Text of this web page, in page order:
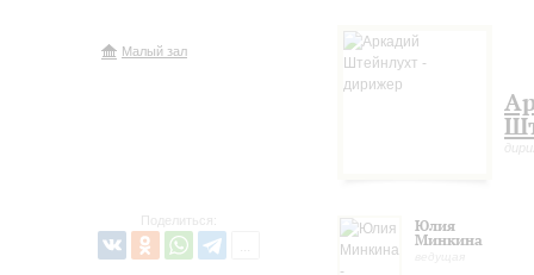
Малый зал
Поделиться:
Юлия
Минкина